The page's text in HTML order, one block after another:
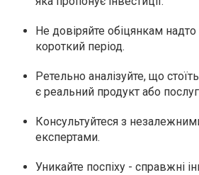
Не довіряйте обіцянкам
короткий період.
Ретельно аналізуйте, що
є реальний продукт або
Консультуйтеся з
експертами.
Уникайте поспіху - справжні